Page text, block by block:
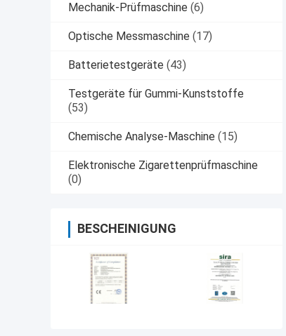
Mechanik-Prüfmaschine (6)
Optische Messmaschine (17)
Batterietestgeräte (43)
Testgeräte für Gummi-Kunststoffe
(53)
Chemische Analyse-Maschine (15)
Elektronische Zigarettenprüfmaschine
(0)
BESCHEINIGUNG